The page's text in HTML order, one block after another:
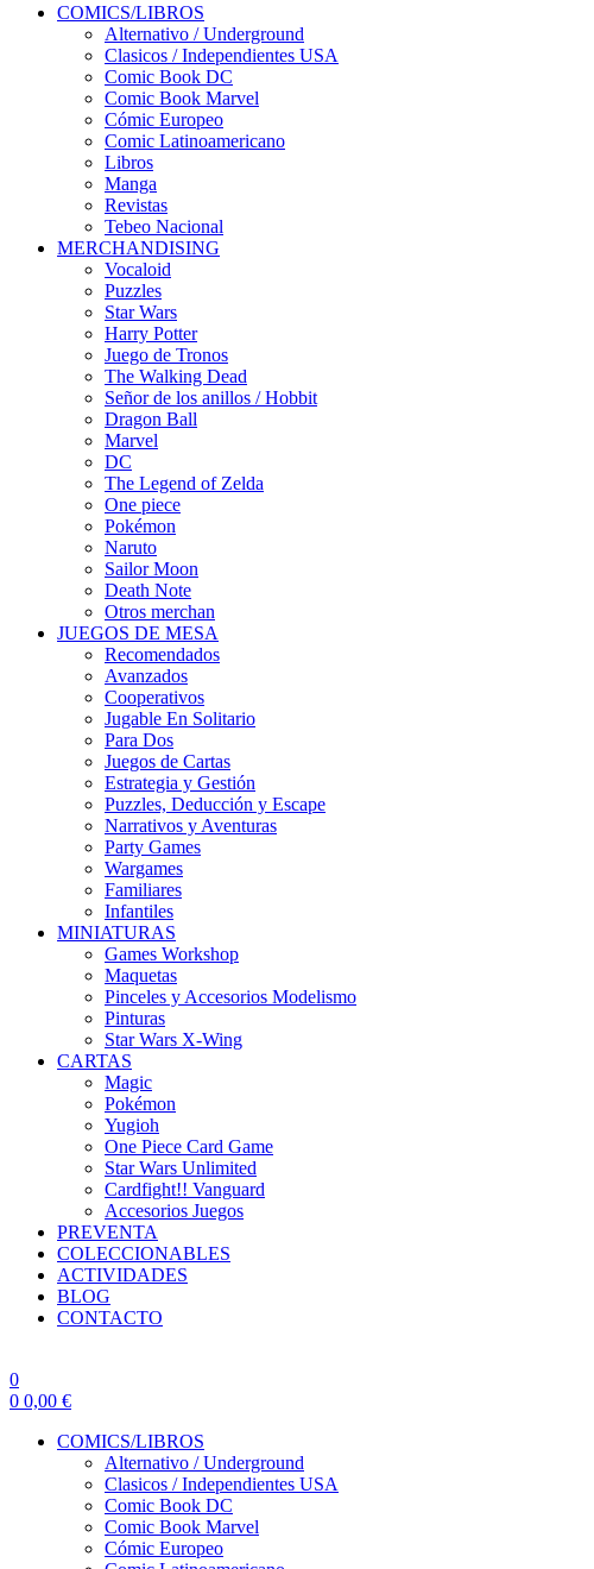
COMICS/LIBROS
Alternativo / Underground
Clasicos / Independientes USA
Comic Book DC
Comic Book Marvel
Cómic Europeo
Comic Latinoamericano
Libros
Manga
Revistas
Tebeo Nacional
MERCHANDISING
Vocaloid
Puzzles
Star Wars
Harry Potter
Juego de Tronos
The Walking Dead
Señor de los anillos / Hobbit
Dragon Ball
Marvel
DC
The Legend of Zelda
One piece
Pokémon
Naruto
Sailor Moon
Death Note
Otros merchan
JUEGOS DE MESA
Recomendados
Avanzados
Cooperativos
Jugable En Solitario
Para Dos
Juegos de Cartas
Estrategia y Gestión
Puzzles, Deducción y Escape
Narrativos y Aventuras
Party Games
Wargames
Familiares
Infantiles
MINIATURAS
Games Workshop
Maquetas
Pinceles y Accesorios Modelismo
Pinturas
Star Wars X-Wing
CARTAS
Magic
Pokémon
Yugioh
One Piece Card Game
Star Wars Unlimited
Cardfight!! Vanguard
Accesorios Juegos
PREVENTA
COLECCIONABLES
ACTIVIDADES
BLOG
CONTACTO
0
0 0,00 €
COMICS/LIBROS
Alternativo / Underground
Clasicos / Independientes USA
Comic Book DC
Comic Book Marvel
Cómic Europeo